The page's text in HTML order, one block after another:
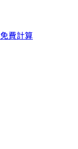
免費計算